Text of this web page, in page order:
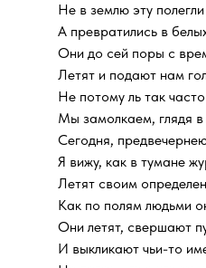
Не в землю эту
А превратились в
Они до сей поры с
Летят и подают нам
Не потому ль так
Мы замолкаем, глядя в
Сегодня,
Я вижу, как в тумане
Летят своим
Как по полям людьми
Они летят, свершают
И выкликают чьи-то